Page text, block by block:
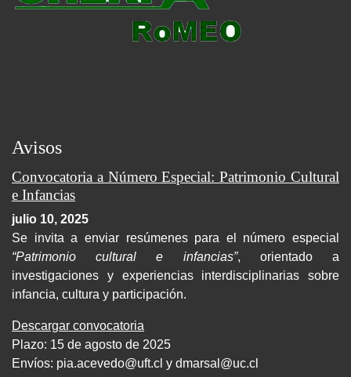
Avisos
Convocatoria a Número Especial: Patrimonio Cultural
e Infancias
julio 10, 2025
Se invita a enviar resúmenes para el número especial
“Patrimonio cultural e infancias”, orientado a
investigaciones y experiencias interdisciplinarias sobre
infancia, cultura y participación.
Descargar convocatoria
Plazo: 15 de agosto de 2025
Envíos: pia.acevedo@uft.cl y dmarsal@uc.cl